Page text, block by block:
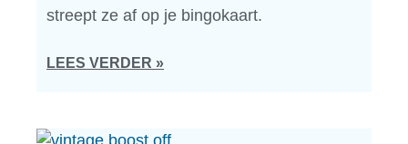
streept ze af op je bingokaart.
LEES VERDER »